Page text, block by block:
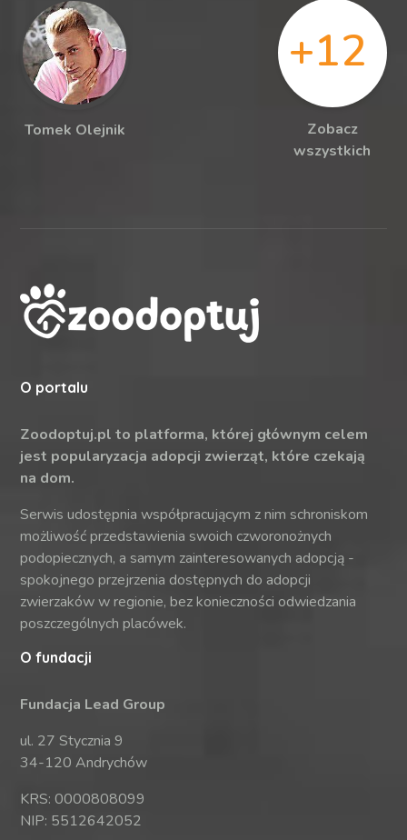
Tomek Olejnik
+12
Zobacz
wszystkich
O portalu
Zoodoptuj.pl to platforma, której głównym celem
jest popularyzacja adopcji zwierząt, które czekają
na dom.
Serwis udostępnia współpracującym z nim schroniskom
możliwość przedstawienia swoich czworonożnych
podopiecznych, a samym zainteresowanych adopcją -
spokojnego przejrzenia dostępnych do adopcji
zwierzaków w regionie, bez konieczności odwiedzania
poszczególnych placówek.
O fundacji
Fundacja Lead Group
ul. 27 Stycznia 9
34-120 Andrychów
KRS: 0000808099
NIP: 5512642052